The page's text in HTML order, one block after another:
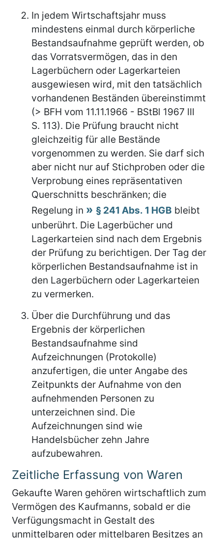
In jedem Wirtschaftsjahr muss
mindestens einmal durch körperliche
Bestandsaufnahme geprüft werden, ob
das Vorratsvermögen, das in den
Lagerbüchern oder Lagerkarteien
ausgewiesen wird, mit den tatsächlich
vorhandenen Beständen übereinstimmt
(> BFH vom 11.11.1966 - BStBl 1967 III
S. 113). Die Prüfung braucht nicht
gleichzeitig für alle Bestände
vorgenommen zu werden. Sie darf sich
aber nicht nur auf Stichproben oder die
Verprobung eines repräsentativen
Querschnitts beschränken; die
Regelung in
§ 241 Abs. 1 HGB bleibt
unberührt. Die Lagerbücher und
Lagerkarteien sind nach dem Ergebnis
der Prüfung zu berichtigen. Der Tag der
körperlichen Bestandsaufnahme ist in
den Lagerbüchern oder Lagerkarteien
zu vermerken.
Über die Durchführung und das
Ergebnis der körperlichen
Bestandsaufnahme sind
Aufzeichnungen (Protokolle)
anzufertigen, die unter Angabe des
Zeitpunkts der Aufnahme von den
aufnehmenden Personen zu
unterzeichnen sind. Die
Aufzeichnungen sind wie
Handelsbücher zehn Jahre
aufzubewahren.
Zeitliche Erfassung von Waren
Gekaufte Waren gehören wirtschaftlich zum
Vermögen des Kaufmanns, sobald er die
Verfügungsmacht in Gestalt des
unmittelbaren oder mittelbaren Besitzes an